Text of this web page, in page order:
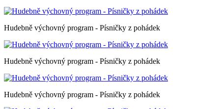
Hudebně výchovný program - Písničky z pohádek
Hudebně výchovný program - Písničky z pohádek
Hudebně výchovný program - Písničky z pohádek